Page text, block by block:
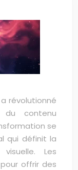
révolutionné
contenu
se
qui définit la
Les
offrir des